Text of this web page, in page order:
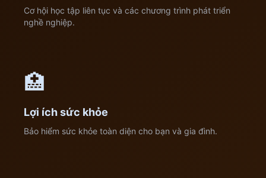
Cơ hội học tập liên tục và các chương trình phát triển
nghề nghiệp.
🏥
Lợi ích sức khỏe
Bảo hiểm sức khỏe toàn diện cho bạn và gia đình.